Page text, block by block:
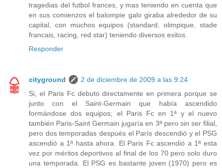
tragedias del futbol frances, y mas teniendo en cuenta que
en sus comienzos el balompie galo giraba alrededor de su
capital, con muchos equipos (standard, olimpique, stade
francais, racing, red star) teniendo diversos exitos.
Responder
cityground
2 de diciembre de 2009 a las 9:24
Si, el Paris Fc debuto directamente en primera porque se
junto con el Saint-Germain que había ascendido
formándose dos equipos; el Paris Fc en 1ª y el nuevo
también Paris-Saint Germain jugaría en 3ª pero sin ser filial,
pero dos temporadas después el París descendió y el PSG
ascendió a 1ª hasta ahora. El Paris Fc ascendió a 1ª esta
vez por méritos deportivos al final de los 70 pero solo duro
una temporada. El PSG es bastante joven (1970) pero es